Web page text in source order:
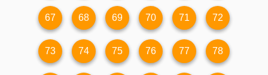
67 68 69 70 71 72
73 74 75 76 77 78